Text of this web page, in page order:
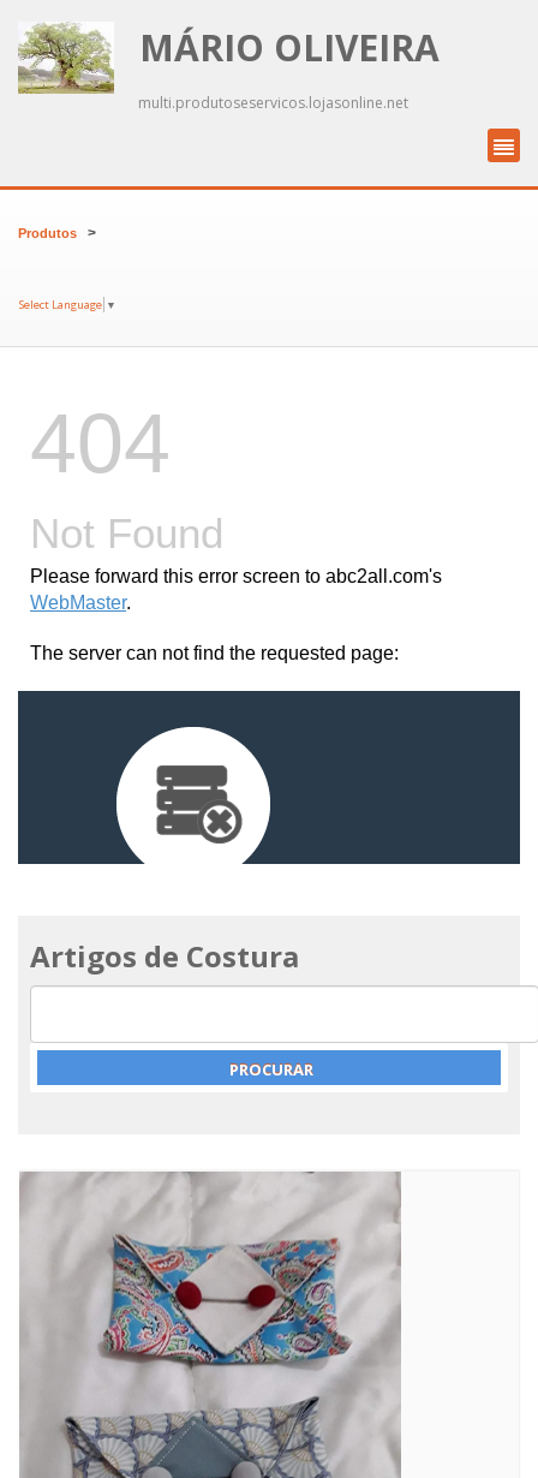
MÁRIO OLIVEIRA
multi.produtoseservicos.lojasonline.net
Produtos >
Select Language ▼
Artigos de Costura